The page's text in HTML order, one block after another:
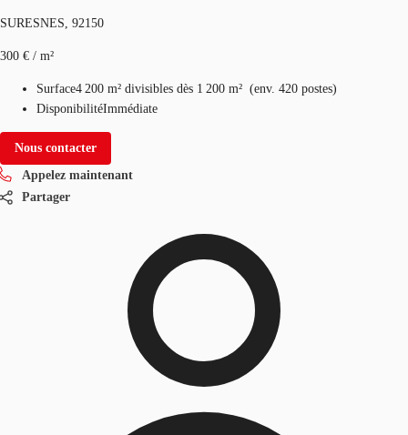
SURESNES, 92150
300 € / m²
Surface4 200 m² divisibles dès 1 200 m² (env. 420 postes)
DisponibilitéImmédiate
Nous contacter
Appelez maintenant
Partager